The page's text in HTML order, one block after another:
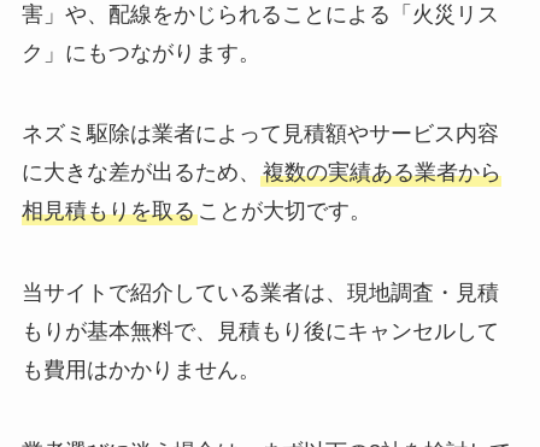
害」や、配線をかじられることによる「火災リス
ク」にもつながります。
ネズミ駆除は業者によって見積額やサービス内容
に大きな差が出るため、 複数の実績ある業者から
相見積もりを取ることが大切です。
当サイトで紹介している業者は、現地調査・見積
もりが基本無料で、見積もり後にキャンセルして
も費用はかかりません。